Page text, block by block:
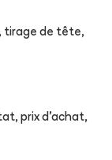
tirage de tête,
prix d'achat,